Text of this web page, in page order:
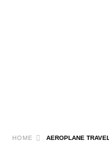
HOME AEROPLANE